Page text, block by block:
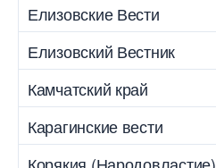
Елизовские Вести
Елизовский Вестник
Камчатский край
Карагинские вести